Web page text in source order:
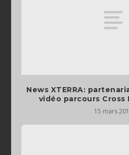
News XTERRA:
vidéo parcours Cross
15 mars